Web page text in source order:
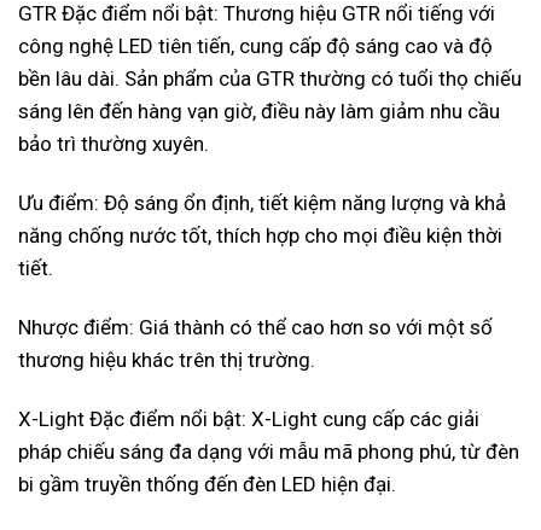
GTR Đặc điểm nổi bật: Thương hiệu GTR nổi tiếng với
công nghệ LED tiên tiến, cung cấp độ sáng cao và độ
bền lâu dài. Sản phẩm của GTR thường có tuổi thọ chiếu
sáng lên đến hàng vạn giờ, điều này làm giảm nhu cầu
bảo trì thường xuyên.
Ưu điểm: Độ sáng ổn định, tiết kiệm năng lượng và khả
năng chống nước tốt, thích hợp cho mọi điều kiện thời
tiết.
Nhược điểm: Giá thành có thể cao hơn so với một số
thương hiệu khác trên thị trường.
X-Light Đặc điểm nổi bật: X-Light cung cấp các giải
pháp chiếu sáng đa dạng với mẫu mã phong phú, từ đèn
bi gầm truyền thống đến đèn LED hiện đại.